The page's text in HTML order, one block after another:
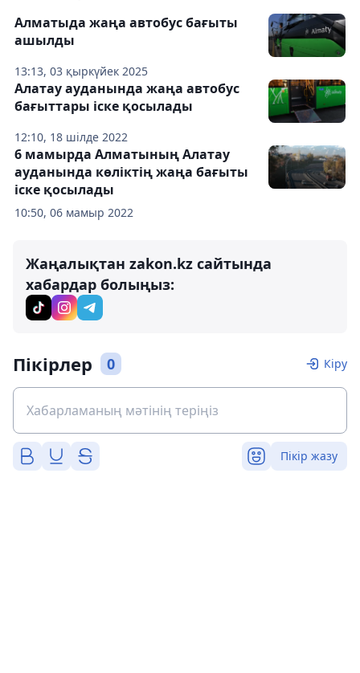
13:13, 03 қыркүйек 2025
Алматыда жаңа автобус бағыты
ашылды
12:10, 18 шілде 2022
Алатау ауданында жаңа автобус
бағыттары іске қосылады
10:50, 06 мамыр 2022
6 мамырда Алматының Алатау
ауданында көліктің жаңа бағыты
іске қосылады
Жаңалықтан zakon.kz сайтында
хабардар болыңыз:
Пікірлер 0 Кіру
Пікір жазу